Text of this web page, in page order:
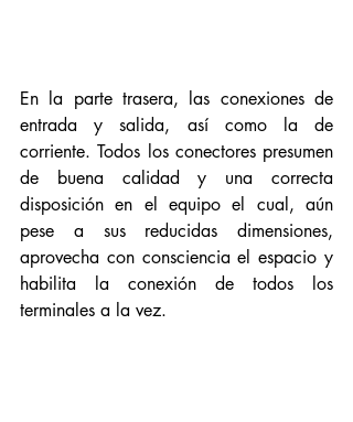
En la parte trasera, las conexiones de
entrada y salida, así como la de
corriente. Todos los conectores presumen
de buena calidad y una correcta
disposición en el equipo el cual, aún
pese a sus reducidas dimensiones,
aprovecha con consciencia el espacio y
habilita la conexión de todos los
terminales a la vez.